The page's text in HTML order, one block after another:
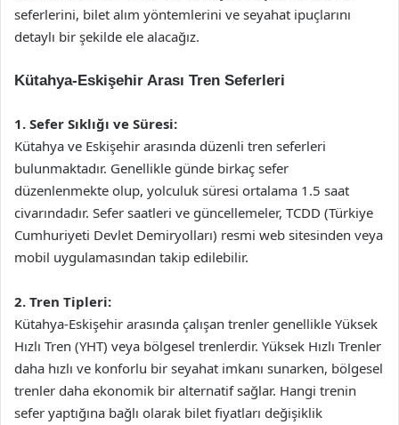
seferlerini, bilet alım yöntemlerini ve seyahat ipuçlarını
detaylı bir şekilde ele alacağız.
Kütahya-Eskişehir Arası Tren Seferleri
1. Sefer Sıklığı ve Süresi:
Kütahya ve Eskişehir arasında düzenli tren seferleri
bulunmaktadır. Genellikle günde birkaç sefer
düzenlenmekte olup, yolculuk süresi ortalama 1.5 saat
civarındadır. Sefer saatleri ve güncellemeler, TCDD (Türkiye
Cumhuriyeti Devlet Demiryolları) resmi web sitesinden veya
mobil uygulamasından takip edilebilir.
2. Tren Tipleri:
Kütahya-Eskişehir arasında çalışan trenler genellikle Yüksek
Hızlı Tren (YHT) veya bölgesel trenlerdir. Yüksek Hızlı Trenler
daha hızlı ve konforlu bir seyahat imkanı sunarken, bölgesel
trenler daha ekonomik bir alternatif sağlar. Hangi trenin
sefer yaptığına bağlı olarak bilet fiyatları değişiklik